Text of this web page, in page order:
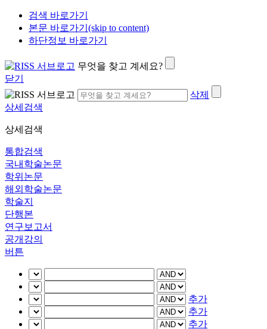
검색 바로가기
본문 바로가기(skip to content)
하단정보 바로가기
무엇을 찾고 계세요?
닫기
삭제
상세검색
상세검색
통합검색
국내학술논문
학위논문
해외학술논문
학술지
단행본
연구보고서
공개강의
버튼
추가
추가
추가